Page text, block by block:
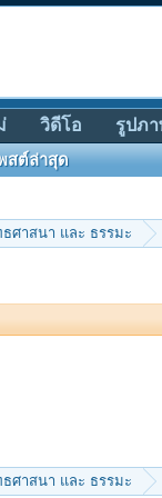
ศาสนา และ ธรรมะ
ศาสนา และ ธรรมะ
สต์ล่าสุด
วิดีโอ รูปภ